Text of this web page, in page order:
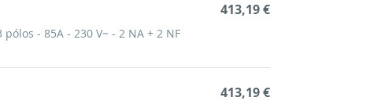
- 85A - 230 V~ - 2 NA + 2 NF
413,19 €
413,19 €